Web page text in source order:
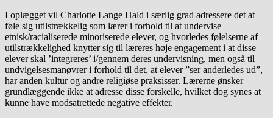
I oplægget vil Charlotte Lange Hald i særlig grad adressere det at
føle sig utilstrækkelig som lærer i forhold til at undervise
etnisk/racialiserede minoriserede elever, og hvorledes følelserne af
utilstrækkelighed knytter sig til læreres høje engagement i at disse
elever skal ’integreres’ i/gennem deres undervisning, men også til
undvigelsesmanøvrer i forhold til det, at elever ”ser anderledes ud”,
har anden kultur og andre religiøse praksisser. Lærerne ønsker
grundlæggende ikke at adresse disse forskelle, hvilket dog synes at
kunne have modsatrettede negative effekter.